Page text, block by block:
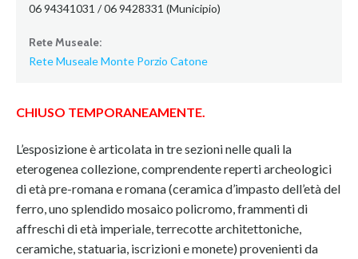
06 94341031 / 06 9428331 (Municipio)
Rete Museale:
Rete Museale Monte Porzio Catone
CHIUSO TEMPORANEAMENTE.
L’esposizione è articolata in tre sezioni nelle quali la
eterogenea collezione, comprendente reperti archeologici
di età pre-romana e romana (ceramica d’impasto dell’età del
ferro, uno splendido mosaico policromo, frammenti di
affreschi di età imperiale, terrecotte architettoniche,
ceramiche, statuaria, iscrizioni e monete) provenienti da